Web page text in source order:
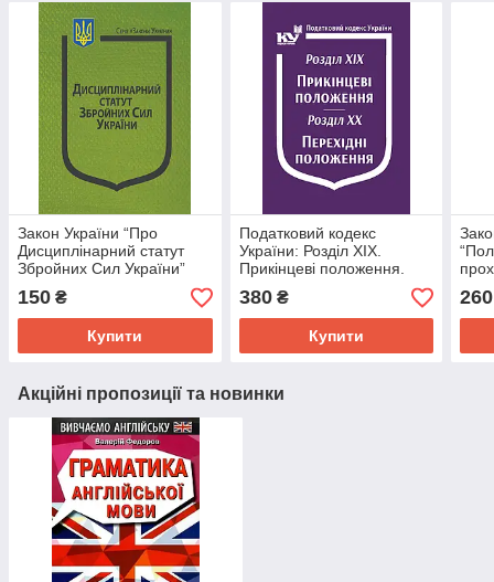
Закон України “Про
Дисциплінарний статут
Збройних Сил України”
150 ₴
Купити
Податковий кодекс
України: Розділ XIX.
Прикінцеві положення.
Розділ XX. Перехідні
положення
380₴
Купити
260
Акційні пропозиції та новинки